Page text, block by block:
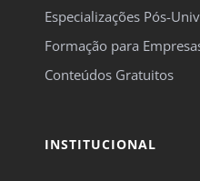
Especializações Pós-
Formação para
Conteúdos Gratuitos
INSTITUCIONAL